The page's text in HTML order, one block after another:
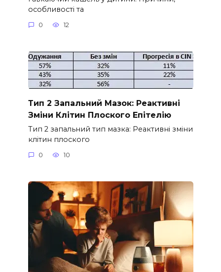
особливості та
0 12
Тип 2 Запальний Мазок: Реактивні
Зміни Клітин Плоского Епітелію
Тип 2 запальний тип мазка: Реактивні зміни
клітин плоского
0 10